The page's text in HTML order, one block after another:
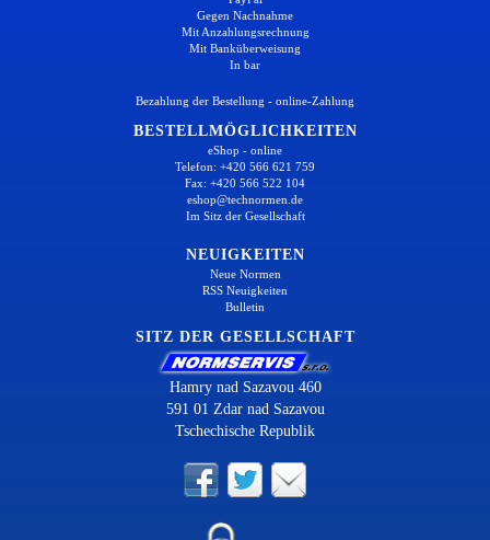
Gegen Nachnahme
Mit Anzahlungsrechnung
Mit Banküberweisung
In bar
Bezahlung der Bestellung - online-Zahlung
BESTELLMÖGLICHKEITEN
eShop - online
Telefon: +420 566 621 759
Fax: +420 566 522 104
eshop@technormen.de
Im Sitz der Gesellschaft
NEUIGKEITEN
Neue Normen
RSS Neuigkeiten
Bulletin
SITZ DER GESELLSCHAFT
Hamry nad Sazavou 460
591 01 Zdar nad Sazavou
Tschechische Republik